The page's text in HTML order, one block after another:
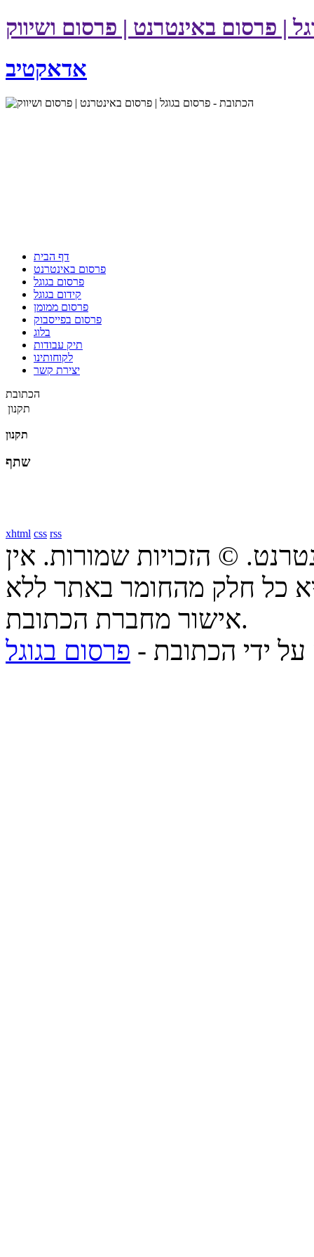
| פרסום באינטרנט | פרסום ושיווק
אדאקטיב
דף הבית
פרסום באינטרנט
פרסום בגוגל
קידום בגוגל
פרסום ממומן
פרסום בפייסבוק
בלוג
תיק עבודות
לקוחותינו
יצירת קשר
הכתובת
תקנון
תקנון
שתף
xhtml css rss
© הזכויות שמורות. אין
כל חלק מהחומר באתר ללא
אישור מחברת הכתובת.
על ידי הכתובת - פרסום בגוגל